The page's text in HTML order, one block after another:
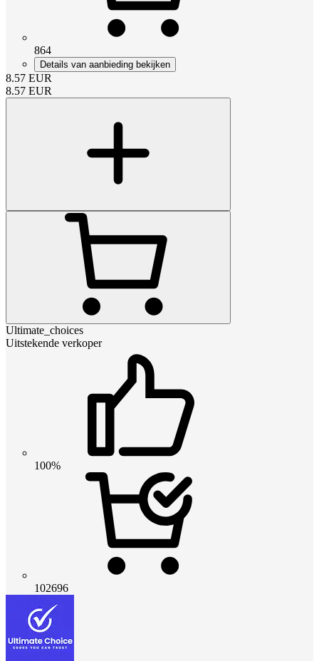
864
Details van aanbieding bekijken
8.57 EUR
8.57 EUR
Ultimate_choices
Uitstekende verkoper
100%
102696